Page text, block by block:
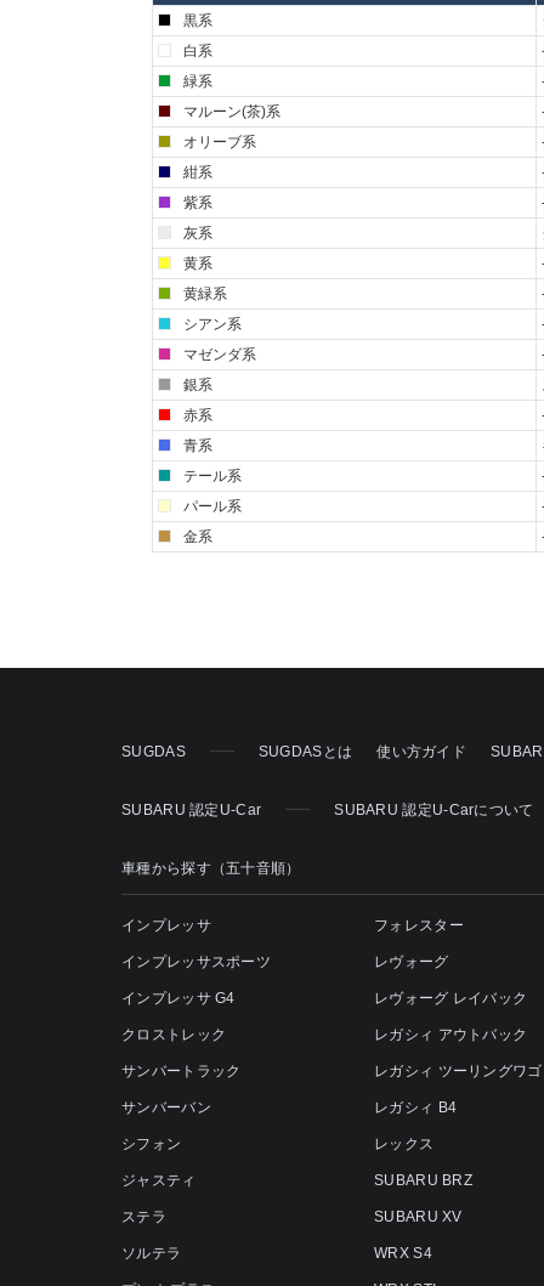
黒系
白系
緑系
マルーン(茶)系
オリーブ系
紺系
紫系
灰系
黄系
黄緑系
シアン系
マゼンダ系
銀系
赤系
青系
テール系
パール系
金系
SUGDAS SUGDASとは 使い方ガイド
SUBARU 認定U-Car SUBARU 認定U-Carについて
車種から探す（五十音順）
インプレッサ
インプレッサスポーツ
インプレッサ G4
クロストレック
サンバートラック
サンバーバン
シフォン
ジャスティ
ステラ
ソルテラ
フォレスター
レヴォーグ
レヴォーグ レイバック
レガシィ アウトバック
レガシィ ツーリングワ
レガシィ B4
レックス
SUBARU BRZ
SUBARU XV
WRX S4